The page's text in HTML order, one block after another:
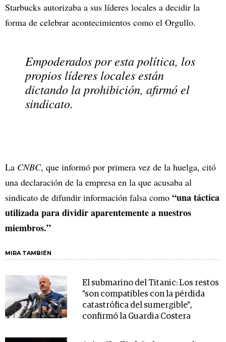
Starbucks autorizaba a sus líderes locales a decidir la
forma de celebrar acontecimientos como el Orgullo.
Empoderados por esta política, los
propios líderes locales están
dictando la prohibición, afirmó el
sindicato.
La CNBC, que informó por primera vez de la huelga, citó
una declaración de la empresa en la que acusaba al
sindicato de difundir información falsa como “una táctica
utilizada para dividir aparentemente a nuestros
miembros.”
MIRA TAMBIÉN
El submarino del Titanic: Los restos
"son compatibles con la pérdida
catastrófica del sumergible",
confirmó la Guardia Costera